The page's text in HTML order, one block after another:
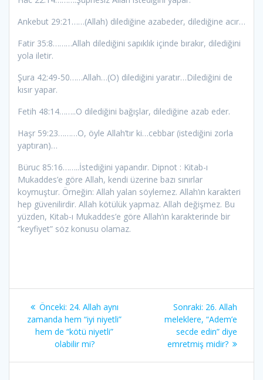
Ankebut 29:21……(Allah) dilediğine azabeder, dilediğine acır…
Fatir 35:8………Allah dilediğini sapıklık içinde bırakır, dilediğini
yola iletir.
Şura 42:49-50……Allah…(O) dilediğini yaratır…Dilediğini de
kısır yapar.
Fetih 48:14……..O dilediğini bağışlar, dilediğine azab eder.
Haşr 59:23………O, öyle Allah’tır ki…cebbar (istediğini zorla
yaptıran)…
Büruc 85:16……..İstediğini yapandır. Dipnot : Kitab-ı
Mukaddes’e göre Allah, kendi üzerine bazı sınırlar
koymuştur. Örneğin: Allah yalan söylemez. Allah’ın karakteri
hep güvenilirdir. Allah kötülük yapmaz. Allah değişmez. Bu
yüzden, Kitab-ı Mukaddes’e göre Allah’ın karakterinde bir
“keyfiyet” söz konusu olamaz.
Yazı
gezinmesi
Önceki: Önceki
yazı:
24. Allah aynı
zamanda hem “iyi niyetli”
hem de “kötü niyetli”
olabilir mi?
Sonraki: Sonraki
yazı:
26. Allah
meleklere, “Adem’e
secde edin” diye
emretmiş midir?